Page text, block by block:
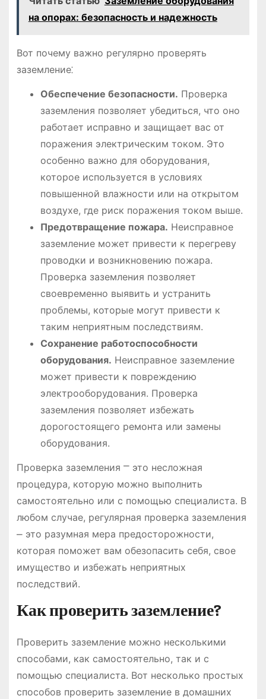
на опорах: безопасность и надежность
Вот почему важно регулярно проверять
заземление⁚
Обеспечение безопасности. Проверка
заземления позволяет убедиться, что оно
работает исправно и защищает вас от
поражения электрическим током. Это
особенно важно для оборудования,
которое используется в условиях
повышенной влажности или на открытом
воздухе, где риск поражения током выше.
Предотвращение пожара. Неисправное
заземление может привести к перегреву
проводки и возникновению пожара.
Проверка заземления позволяет
своевременно выявить и устранить
проблемы, которые могут привести к
таким неприятным последствиям.
Сохранение работоспособности
оборудования. Неисправное заземление
может привести к повреждению
электрооборудования. Проверка
заземления позволяет избежать
дорогостоящего ремонта или замены
оборудования.
Проверка заземления ⎻ это несложная
процедура, которую можно выполнить
самостоятельно или с помощью специалиста. В
любом случае, регулярная проверка заземления
⎼ это разумная мера предосторожности,
которая поможет вам обезопасить себя, свое
имущество и избежать неприятных
последствий.
Как проверить заземление?
Проверить заземление можно несколькими
способами, как самостоятельно, так и с
помощью специалиста. Вот несколько простых
способов проверить заземление в домашних